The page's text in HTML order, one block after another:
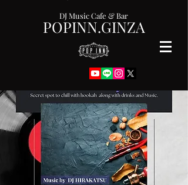
POPINN.GINZA
DJ Music Cafe & Bar